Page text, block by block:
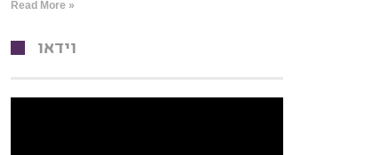
Read More »
וידאו